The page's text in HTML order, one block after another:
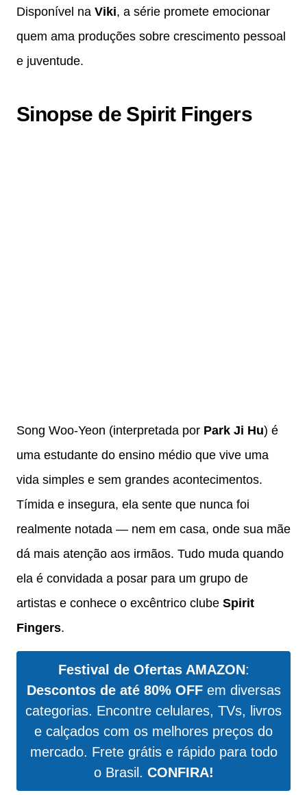
Disponível na Viki, a série promete emocionar
quem ama produções sobre crescimento pessoal
e juventude.
Sinopse de Spirit Fingers
Song Woo-Yeon (interpretada por Park Ji Hu) é
uma estudante do ensino médio que vive uma
vida simples e sem grandes acontecimentos.
Tímida e insegura, ela sente que nunca foi
realmente notada — nem em casa, onde sua mãe
dá mais atenção aos irmãos. Tudo muda quando
ela é convidada a posar para um grupo de
artistas e conhece o excêntrico clube Spirit
Fingers.
Festival de Ofertas AMAZON:
Descontos de até 80% OFFem diversas
categorias. Encontre celulares, TVs, livros
e calçados com os melhores preços do
mercado. Frete grátis e rápido para todo
o Brasil. CONFIRA!